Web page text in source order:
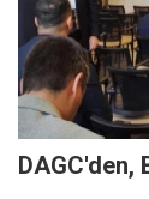
DAGC'den,